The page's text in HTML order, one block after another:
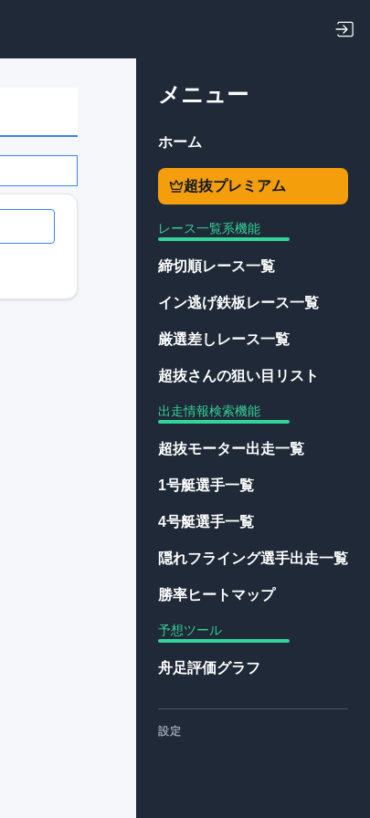
メニュー
ホーム
超抜プレミアム
レース一覧系機能
締切順レース一覧
イン逃げ鉄板レース一覧
厳選差しレース一覧
超抜さんの狙い目リスト
出走情報検索機能
超抜モーター出走一覧
1号艇選手一覧
4号艇選手一覧
隠れフライング選手出走一覧
勝率ヒートマップ
予想ツール
舟足評価グラフ
設定